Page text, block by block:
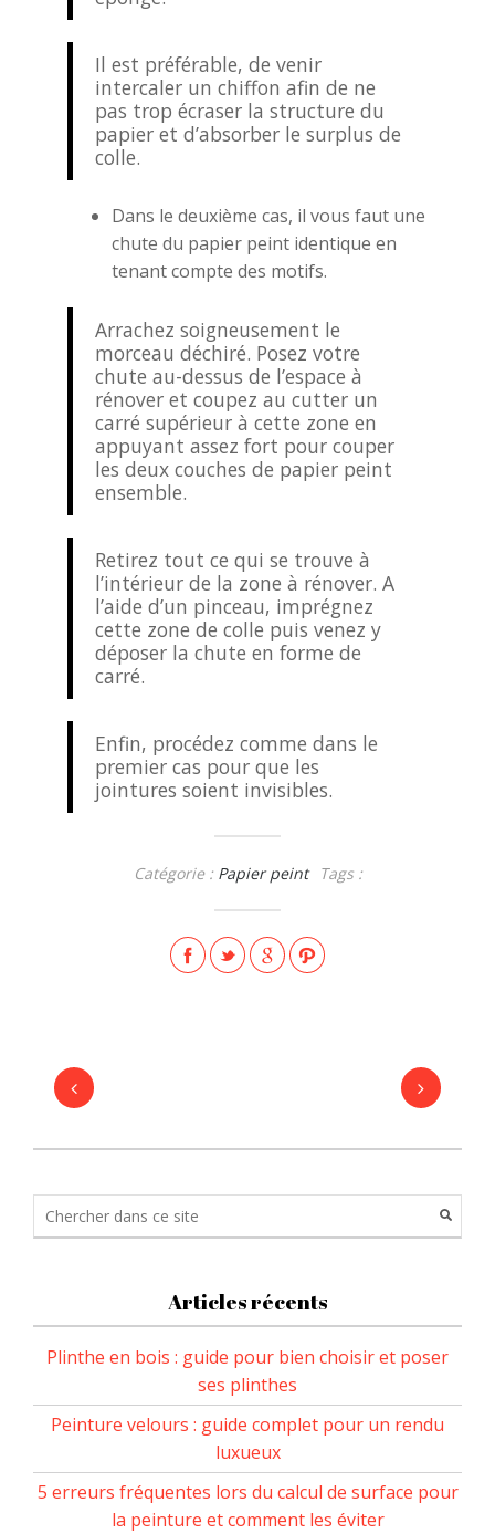
Il est préférable, de venir
intercaler un chiffon afin de ne
pas trop écraser la structure du
papier et d’absorber le surplus de
colle.
Dans le deuxième cas, il vous faut une
chute du papier peint identique en
tenant compte des motifs.
Arrachez soigneusement le
morceau déchiré. Posez votre
chute au-dessus de l’espace à
rénover et coupez au cutter un
carré supérieur à cette zone en
appuyant assez fort pour couper
les deux couches de papier peint
ensemble.
Retirez tout ce qui se trouve à
l’intérieur de la zone à rénover. A
l’aide d’un pinceau, imprégnez
cette zone de colle puis venez y
déposer la chute en forme de
carré.
Enfin, procédez comme dans le
premier cas pour que les
jointures soient invisibles.
Catégorie : Papier peint Tags :
Articles récents
Plinthe en bois : guide pour bien choisir et poser
ses plinthes
Peinture velours : guide complet pour un rendu
luxueux
5 erreurs fréquentes lors du calcul de surface pour
la peinture et comment les éviter